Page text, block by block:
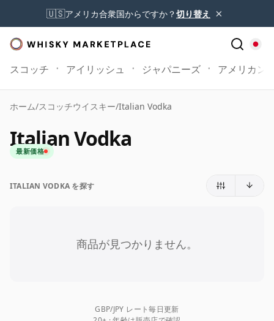
🇺🇸アメリカ合衆国からですか？切り替え ×
スコッチ アイリッシュ ジャパニーズ アメリカン
ホーム/スコッチウイスキー/Italian Vodka
Italian Vodka
最新価格
ITALIAN VODKA を探す
商品が見つかりません。
GBP/JPY レート毎日更新